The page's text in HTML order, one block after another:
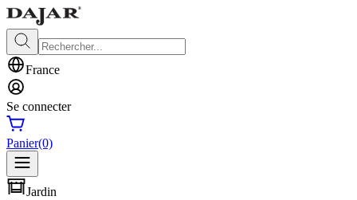
France
Se connecter
Panier(0)
Jardin